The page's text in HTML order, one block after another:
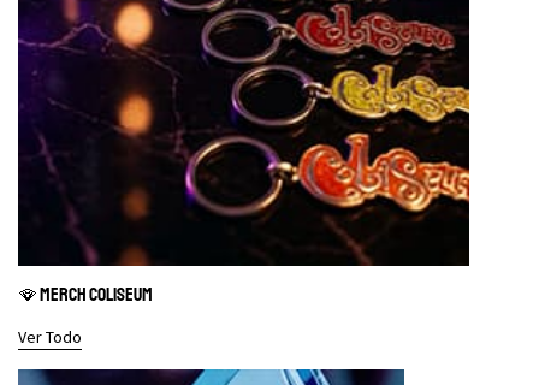
🪭 MERCH COLISEUM
Ver Todo